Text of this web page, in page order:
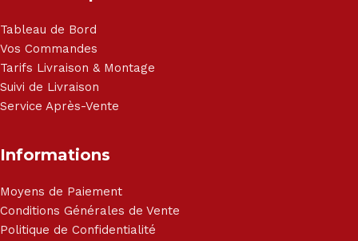
Tableau de Bord
Vos Commandes
Tarifs Livraison & Montage
Suivi de Livraison
Service Après-Vente
Informations
Moyens de Paiement
Conditions Générales de Vente
Politique de Confidentialité